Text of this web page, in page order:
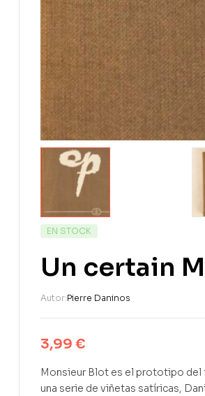
EN STOCK
Un certain
Autor:Pierre Daninos
3,99 €
Monsieur Blot es el prototipo del
una serie de viñetas satíricas,